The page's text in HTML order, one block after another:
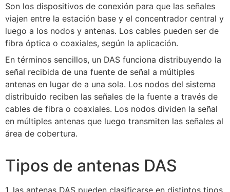
Son los dispositivos de conexión para que las señales
viajen entre la estación base y el concentrador central y
luego a los nodos y antenas. Los cables pueden ser de
fibra óptica o coaxiales, según la aplicación.
En términos sencillos, un DAS funciona distribuyendo la
señal recibida de una fuente de señal a múltiples
antenas en lugar de a una sola. Los nodos del sistema
distribuido reciben las señales de la fuente a través de
cables de fibra o coaxiales. Los nodos dividen la señal
en múltiples antenas que luego transmiten las señales al
área de cobertura.
Tipos de antenas DAS